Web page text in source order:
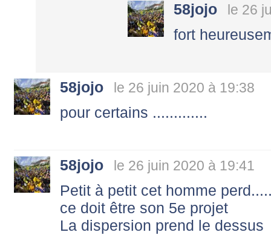
58jojo le 26
fort
58jojo le 26 juin 2020 à 19:38
pour certains .............
58jojo le 26 juin 2020 à 19:41
Petit à petit cet homme
ce doit être son 5e projet
La dispersion prend le dessus